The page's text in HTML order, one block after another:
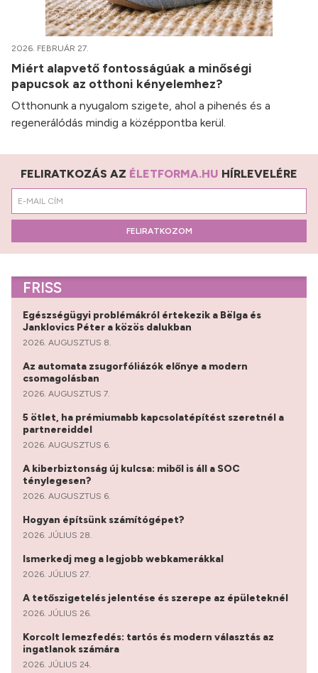
2026. FEBRUÁR 27.
Miért alapvető fontosságúak a minőségi
papucsok az otthoni kényelemhez?
Otthonunk a nyugalom szigete, ahol a pihenés és a
regenerálódás mindig a középpontba kerül.
FELIRATKOZÁS AZ ÉLETFORMA.HU HÍRLEVELÉRE
FELIRATKOZOM
FRISS
Egészségügyi problémákról értekezik a Bëlga és
Janklovics Péter a közös dalukban
2026. AUGUSZTUS 8.
Az automata zsugorfóliázók előnye a modern
csomagolásban
2026. AUGUSZTUS 7.
5 ötlet, ha prémiumabb kapcsolatépítést szeretnél a
partnereiddel
2026. AUGUSZTUS 6.
A kiberbiztonság új kulcsa: miből is áll a SOC
ténylegesen?
2026. AUGUSZTUS 6.
Hogyan építsünk számítógépet?
2026. JÚLIUS 28.
Ismerkedj meg a legjobb webkamerákkal
2026. JÚLIUS 27.
A tetőszigetelés jelentése és szerepe az épületeknél
2026. JÚLIUS 26.
Korcolt lemezfedés: tartós és modern választás az
ingatlanok számára
2026. JÚLIUS 24.